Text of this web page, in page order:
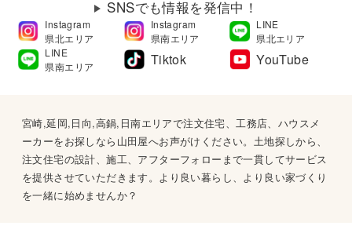
SNSでも情報を発信中！
Instagram
県北エリア
Instagram
県南エリア
LINE
県北エリア
LINE
県南エリア
Tiktok YouTube
宮崎,延岡,日向,高鍋,日南エリアで注文住宅、工務店、ハウスメ
ーカーをお探しなら山田屋へお声がけください。土地探しから、
注文住宅の設計、施工、アフターフォローまで一貫してサービス
を提供させていただきます。より良い暮らし、より良い家づくり
を一緒に始めませんか？